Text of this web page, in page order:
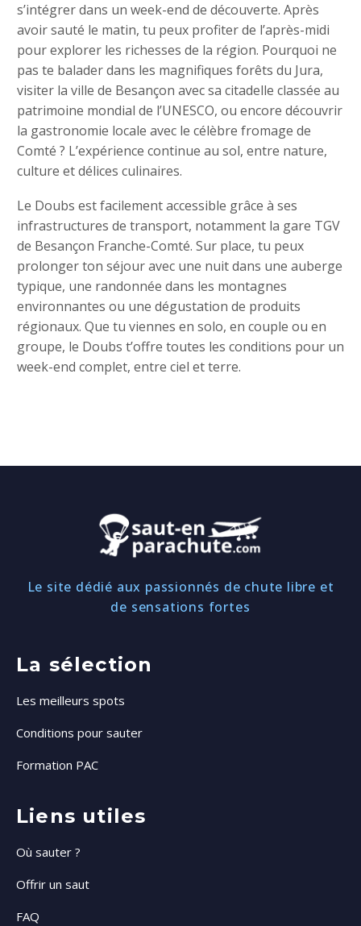
s’intégrer dans un week-end de découverte. Après
avoir sauté le matin, tu peux profiter de l’après-midi
pour explorer les richesses de la région. Pourquoi ne
pas te balader dans les magnifiques forêts du Jura,
visiter la ville de Besançon avec sa citadelle classée au
patrimoine mondial de l’UNESCO, ou encore découvrir
la gastronomie locale avec le célèbre fromage de
Comté ? L’expérience continue au sol, entre nature,
culture et délices culinaires.
Le Doubs est facilement accessible grâce à ses
infrastructures de transport, notamment la gare TGV
de Besançon Franche-Comté. Sur place, tu peux
prolonger ton séjour avec une nuit dans une auberge
typique, une randonnée dans les montagnes
environnantes ou une dégustation de produits
régionaux. Que tu viennes en solo, en couple ou en
groupe, le Doubs t’offre toutes les conditions pour un
week-end complet, entre ciel et terre.
Le site dédié aux passionnés de chute libre et
de sensations fortes
La sélection
Les meilleurs spots
Conditions pour sauter
Formation PAC
Liens utiles
Où sauter ?
Offrir un saut
FAQ